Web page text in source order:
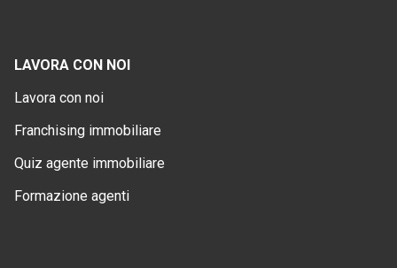
LAVORA CON NOI
Lavora con noi
Franchising immobiliare
Quiz agente immobiliare
Formazione agenti